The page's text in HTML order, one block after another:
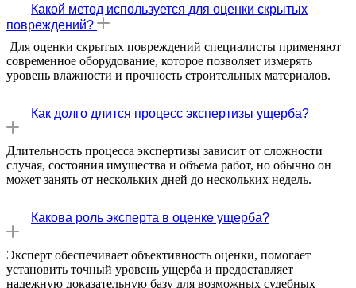
Какой метод используется для оценки скрытых
повреждений?
Для оценки скрытых повреждений специалисты применяют
современное оборудование, которое позволяет измерять
уровень влажности и прочность строительных материалов.
Как долго длится процесс экспертизы ущерба?
Длительность процесса экспертизы зависит от сложности
случая, состояния имущества и объема работ, но обычно он
может занять от нескольких дней до нескольких недель.
Какова роль эксперта в оценке ущерба?
Эксперт обеспечивает объективность оценки, помогает
установить точный уровень ущерба и предоставляет
надежную доказательную базу для возможных судебных